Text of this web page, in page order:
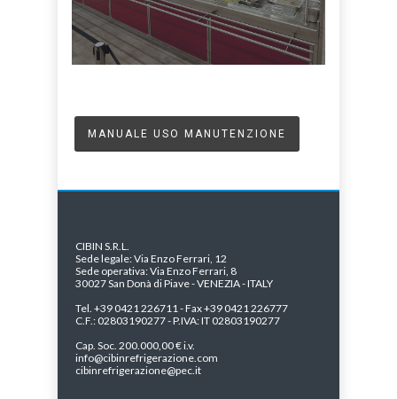
MANUALE USO MANUTENZIONE
CIBIN S.R.L.
Sede legale: Via Enzo Ferrari, 12
Sede operativa: Via Enzo Ferrari, 8
30027 San Donà di Piave - VENEZIA - ITALY
Tel. +39 0421 226711 - Fax +39 0421 226777
C.F.: 02803190277 - P.IVA: IT 02803190277
Cap. Soc. 200.000,00 € i.v.
info@cibinrefrigerazione.com
cibinrefrigerazione@pec.it